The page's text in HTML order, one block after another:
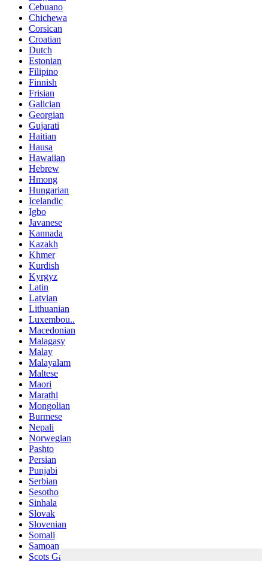
Cebuano
Chichewa
Corsican
Croatian
Dutch
Estonian
Filipino
Finnish
Frisian
Galician
Georgian
Gujarati
Haitian
Hausa
Hawaiian
Hebrew
Hmong
Hungarian
Icelandic
Igbo
Javanese
Kannada
Kazakh
Khmer
Kurdish
Kyrgyz
Latin
Latvian
Lithuanian
Luxembou..
Macedonian
Malagasy
Malay
Malayalam
Maltese
Maori
Marathi
Mongolian
Burmese
Nepali
Norwegian
Pashto
Persian
Punjabi
Serbian
Sesotho
Sinhala
Slovak
Slovenian
Somali
Samoan
Scots Gaelic